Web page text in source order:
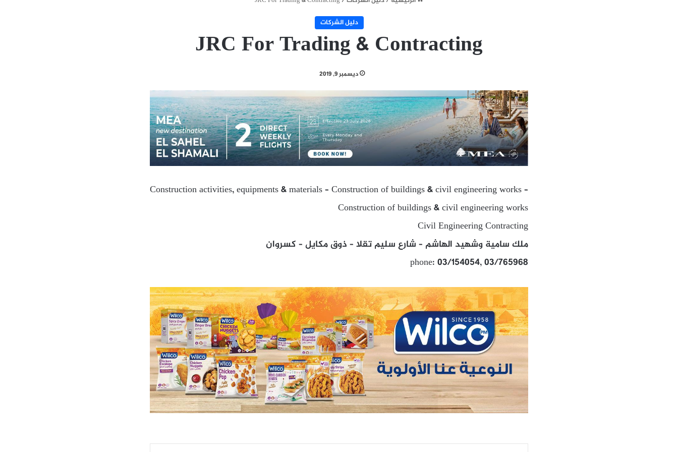
دليل الشركات
JRC For Trading & Contracting
ديسمبر 9, 2019
Construction activities, equipments & materials – Construction of buildings & civil engineering works –
Construction of buildings & civil engineering works
Civil Engineering Contracting
ملك سامية وشهيد الهاشم – شارع سليم تقلا – ذوق مكايل – كسروان
phone: 03/154054, 03/765968